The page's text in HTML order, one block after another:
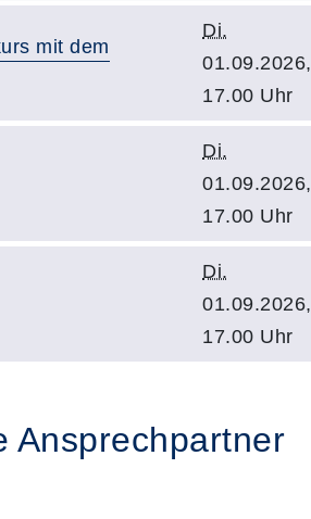
mit dem
Di.
01.09.2026,
17.00 Uhr
Di.
01.09.2026,
17.00 Uhr
Di.
01.09.2026,
17.00 Uhr
Ansprechpartner